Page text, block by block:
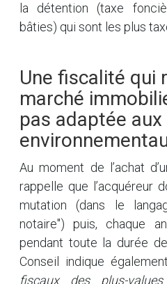
la détention (taxe
bâties) qui sont les plus
Une fiscalité qui
marché
pas adaptée aux
Au moment de l’achat
rappelle que l’acquéreur
mutation (dans le
notaire") puis, chaque
pendant toute la durée
Conseil indique
fiscaux des plus-